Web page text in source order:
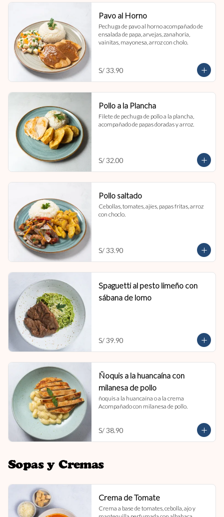
Pavo al Horno
Pechuga de pavo al horno acompañado de
ensalada de papa, arvejas, zanahoria,
vainitas, mayonesa, arroz con cholo.
S/ 33.90
Pollo a la Plancha
Filete de pechuga de pollo a la plancha,
acompañado de papas doradas y arroz.
S/ 32.00
Pollo saltado
Cebollas, tomates, ajíes, papas fritas, arroz
con choclo.
S/ 33.90
Spaguetti al pesto limeño con
sábana de lomo
S/ 39.90
Ñoquis a la huancaína con
milanesa de pollo
ñoquis a la huancaína o a la crema
Acompañado con milanesa de pollo.
S/ 38.90
Sopas y Cremas
Crema de Tomate
Crema a base de tomates, cebolla, ajo y